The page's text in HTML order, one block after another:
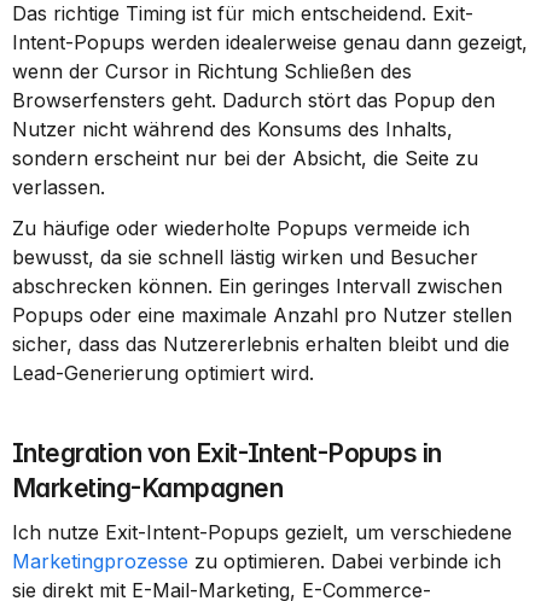
Das richtige Timing ist für mich entscheidend. Exit-
Intent-Popups werden idealerweise genau dann gezeigt,
wenn der Cursor in Richtung Schließen des
Browserfensters geht. Dadurch stört das Popup den
Nutzer nicht während des Konsums des Inhalts,
sondern erscheint nur bei der Absicht, die Seite zu
verlassen.
Zu häufige oder wiederholte Popups vermeide ich
bewusst, da sie schnell lästig wirken und Besucher
abschrecken können. Ein geringes Intervall zwischen
Popups oder eine maximale Anzahl pro Nutzer stellen
sicher, dass das Nutzererlebnis erhalten bleibt und die
Lead-Generierung optimiert wird.
Integration von Exit-Intent-Popups in
Marketing-Kampagnen
Marketingprozesse zu optimieren. Dabei verbinde ich
sie direkt mit E-Mail-Marketing, E-Commerce-